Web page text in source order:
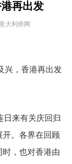
再出发
大利侨网
兴，香港再出发
来有关庆回归
。各界在回顾
，也对香港由